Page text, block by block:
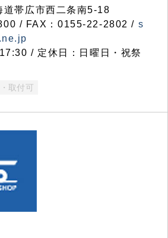
帯広市西二条南5-18
/ FAX：0155-22-2802 / s
/ 定休日：日曜日・祝祭
取付可